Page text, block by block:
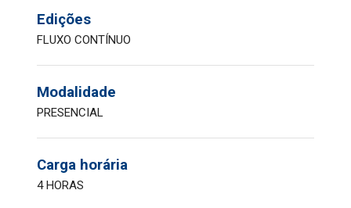
Edições
FLUXO CONTÍNUO
Modalidade
PRESENCIAL
Carga horária
4 HORAS